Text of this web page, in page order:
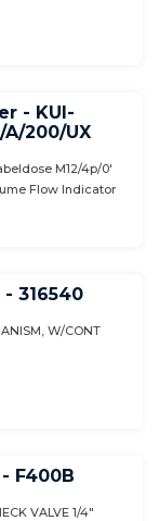
- KUI-
A/200/UX
M12/4p/0'
block Volume Flow Indicator
316540
W/CONT
F400B
VALVE 1/4"